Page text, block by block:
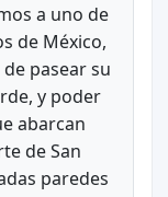
a uno de
de México,
pasear su
y poder
abarcan
de San
paredes